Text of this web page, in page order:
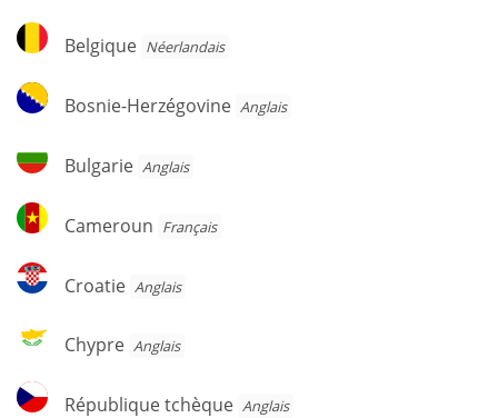
Belgique
Belgique Néerlandais
Bosnie-
Herzégovine
Bosnie-Herzégovine Anglais
Bulgarie
Bulgarie Anglais
Cameroun
Cameroun Français
Croatie
Croatie Anglais
Chypre
Chypre Anglais
République
République tchèque Anglais